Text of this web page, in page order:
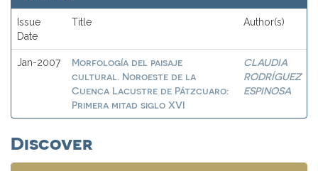
Issue
Date
Title Author(s)
Jan-2007
Morfología del paisaje
cultural. Noroeste de la
Cuenca Lacustre de Pátzcuaro:
Primera mitad siglo XVI
CLAUDIA
RODRÍGUEZ
ESPINOSA
Discover